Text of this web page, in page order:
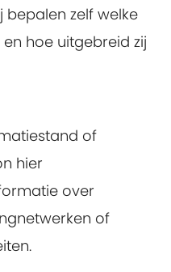
bepalen zelf welke
hoe uitgebreid zij
of
hier
over
of